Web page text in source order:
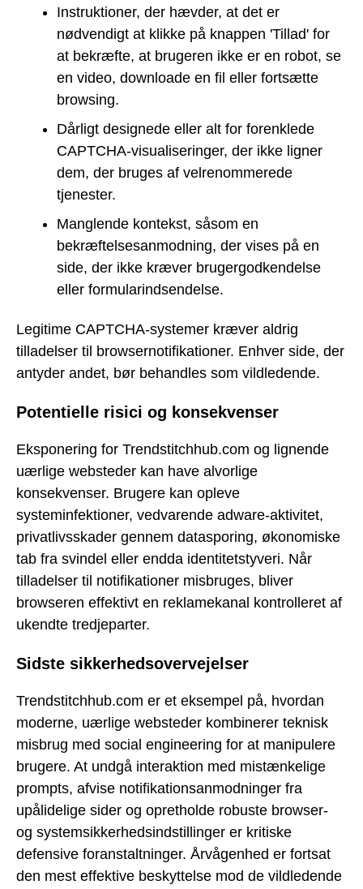
Instruktioner, der hævder, at det er
nødvendigt at klikke på knappen 'Tillad' for
at bekræfte, at brugeren ikke er en robot, se
en video, downloade en fil eller fortsætte
browsing.
Dårligt designede eller alt for forenklede
CAPTCHA-visualiseringer, der ikke ligner
dem, der bruges af velrenommerede
tjenester.
Manglende kontekst, såsom en
bekræftelsesanmodning, der vises på en
side, der ikke kræver brugergodkendelse
eller formularindsendelse.
Legitime CAPTCHA-systemer kræver aldrig
tilladelser til browsernotifikationer. Enhver side, der
antyder andet, bør behandles som vildledende.
Potentielle risici og konsekvenser
Eksponering for Trendstitchhub.com og lignende
uærlige websteder kan have alvorlige
konsekvenser. Brugere kan opleve
systeminfektioner, vedvarende adware-aktivitet,
privatlivsskader gennem datasporing, økonomiske
tab fra svindel eller endda identitetstyveri. Når
tilladelser til notifikationer misbruges, bliver
browseren effektivt en reklamekanal kontrolleret af
ukendte tredjeparter.
Sidste sikkerhedsovervejelser
Trendstitchhub.com er et eksempel på, hvordan
moderne, uærlige websteder kombinerer teknisk
misbrug med social engineering for at manipulere
brugere. At undgå interaktion med mistænkelige
prompts, afvise notifikationsanmodninger fra
upålidelige sider og opretholde robuste browser-
og systemsikkerhedsindstillinger er kritiske
defensive foranstaltninger. Årvågenhed er fortsat
den mest effektive beskyttelse mod de vildledende